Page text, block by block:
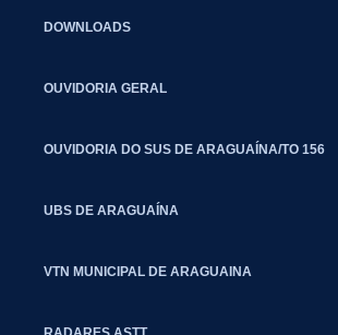
DOWNLOADS
OUVIDORIA GERAL
OUVIDORIA DO SUS DE ARAGUAÍNA/TO 156
UBS DE ARAGUAÍNA
VTN MUNICIPAL DE ARAGUAINA
RADARES ASTT